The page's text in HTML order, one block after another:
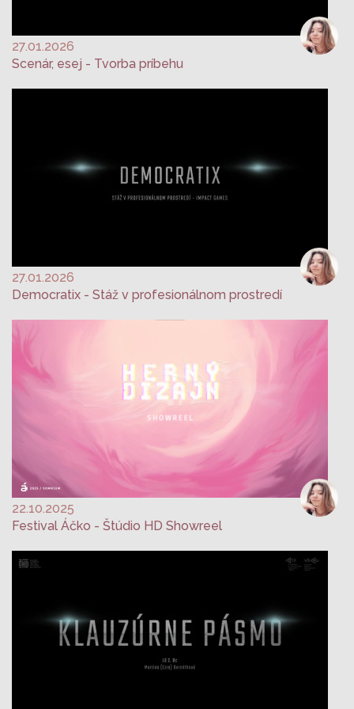
27.01.2026
Scenár, esej - Tvorba príbehu
27.01.2026
Democratix - Stáž v profesionálnom prostredí
22.10.2025
Festival Áčko - Štúdio HD Showreel